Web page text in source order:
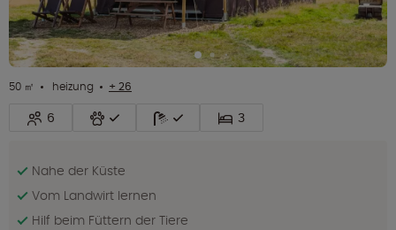
50 ㎡ heizung + 26
6 3
Nahe der Küste
Vom Landwirt lernen
Hilf beim Füttern der Tiere